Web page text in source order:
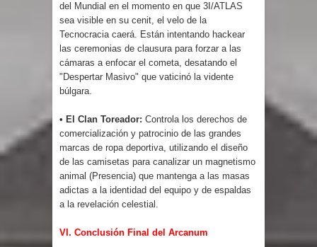
del Mundial en el momento en que 3I/ATLAS
sea visible en su cenit, el velo de la
Tecnocracia caerá. Están intentando hackear
las ceremonias de clausura para forzar a las
cámaras a enfocar el cometa, desatando el
"Despertar Masivo" que vaticinó la vidente
búlgara.
• El Clan Toreador: Controla los derechos de
comercialización y patrocinio de las grandes
marcas de ropa deportiva, utilizando el diseño
de las camisetas para canalizar un magnetismo
animal (Presencia) que mantenga a las masas
adictas a la identidad del equipo y de espaldas
a la revelación celestial.
VI. Conclusión Final del Arcanum